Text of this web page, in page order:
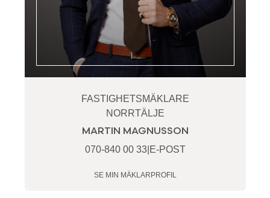
FASTIGHETSMÄKLARE
NORRTÄLJE
MARTIN MAGNUSSON
070-840 00 33| E-POST
SE MIN MÄKLARPROFIL